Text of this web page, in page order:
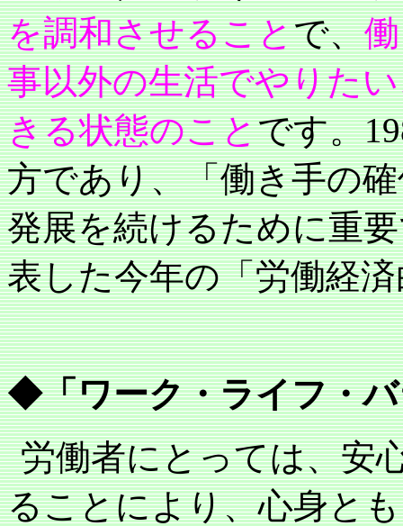
を調和させることで、
事以外の生活でやりた
きる状態のことです。
方であり、「働き手の
発展を続けるために重
表した今年の「労働経
◆「ワーク・ライフ・
労働者にとっては、安
ることにより、心身と